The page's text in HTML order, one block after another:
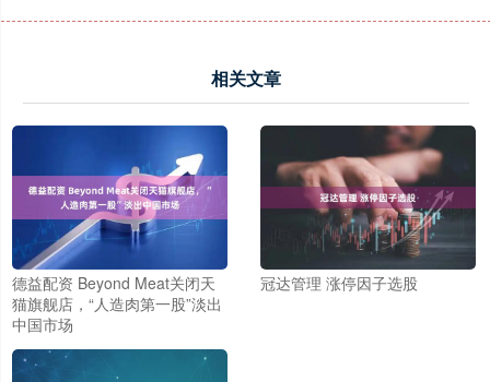
相关文章
德益配资 Beyond Meat关闭天
猫旗舰店，“人造肉第一股”淡出
中国市场
冠达管理 涨停因子选股